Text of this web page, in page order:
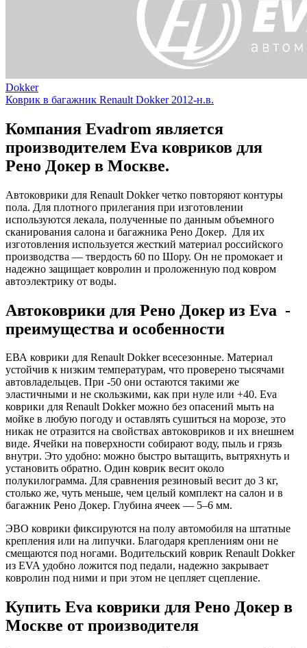
Dokker
Коврик в багажник Renault Dokker 2012-н.в.
Компания Evadrom является
производителем Eva ковриков для
Рено Докер в Москве.
Автоковрики для Renault Dokker четко повторяют контуры
пола. Для плотного прилегания при изготовлении
используются лекала, полученные по данным объемного
сканирования салона и багажника Рено Докер. Для их
изготовления используется жесткий материал российского
производства — твердость 60 по Шору. Он не промокает и
надежно защищает ковролин и проложенную под ковром
автоэлектрику от воды.
Автоковрики для Рено Докер из Eva -
преимущества и особенности
ЕВА коврики для Renault Dokker всесезонные. Материал
устойчив к низким температурам, что проверено тысячами
автовладельцев. При -50 они остаются такими же
эластичными и не скользкими, как при нуле или +40. Eva
коврики для Renault Dokker можно без опасений мыть на
мойке в любую погоду и оставлять сушиться на морозе, это
никак не отразится на свойствах автоковриков и их внешнем
виде. Ячейки на поверхности собирают воду, пыль и грязь
внутри. Это удобно: можно быстро вытащить, вытряхнуть и
установить обратно. Один коврик весит около
полукилограмма. Для сравнения резиновый весит до 3 кг,
столько же, чуть меньше, чем целый комплект на салон и в
багажник Рено Докер. Глубина ячеек — 5–6 мм.
ЭВО коврики фиксируются на полу автомобиля на штатные
крепления или на липучки. Благодаря креплениям они не
смещаются под ногами. Водительский коврик Renault Dokker
из EVA удобно ложится под педали, надежно закрывает
ковролин под ними и при этом не цепляет сцепление.
Купить Eva коврики для Рено Докер в
Москве от производителя